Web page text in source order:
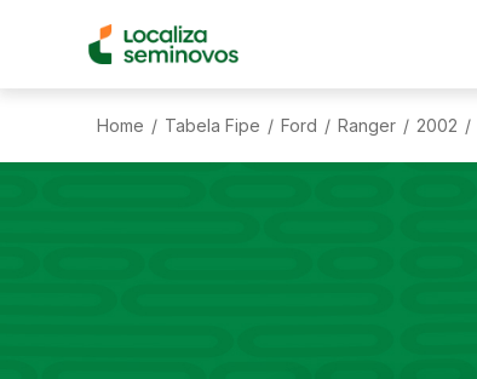
Home / Tabela Fipe / Ford / Ranger / 2002 /